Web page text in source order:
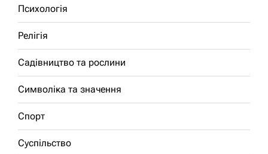
Психологія
Релігія
Садівництво та рослини
Символіка та значення
Спорт
Суспільство